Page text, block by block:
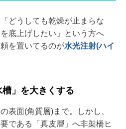
どうしても乾燥が止まらな
底上げしたい」という方へ
を置いてるのが水光注射(ハイ
」を大きくする
表面(角質層)まで。しかし、
である「真皮層」へ非架橋ヒ